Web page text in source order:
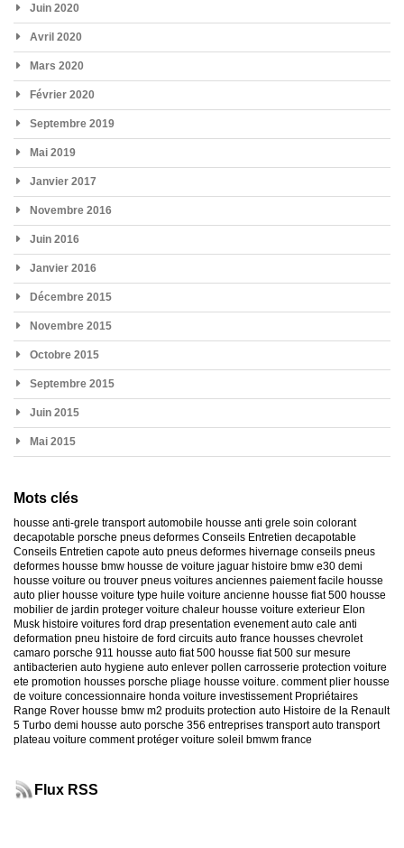
Juin 2020
Avril 2020
Mars 2020
Février 2020
Septembre 2019
Mai 2019
Janvier 2017
Novembre 2016
Juin 2016
Janvier 2016
Décembre 2015
Novembre 2015
Octobre 2015
Septembre 2015
Juin 2015
Mai 2015
Mots clés
housse anti-grele transport automobile housse anti grele soin colorant
decapotable porsche pneus deformes Conseils Entretien decapotable
Conseils Entretien capote auto pneus deformes hivernage conseils pneus
deformes housse bmw housse de voiture jaguar histoire bmw e30 demi
housse voiture ou trouver pneus voitures anciennes paiement facile housse
auto plier housse voiture type huile voiture ancienne housse fiat 500 housse
mobilier de jardin proteger voiture chaleur housse voiture exterieur Elon
Musk histoire voitures ford drap presentation evenement auto cale anti
deformation pneu histoire de ford circuits auto france housses chevrolet
camaro porsche 911 housse auto fiat 500 housse fiat 500 sur mesure
antibacterien auto hygiene auto enlever pollen carrosserie protection voiture
ete promotion housses porsche pliage housse voiture. comment plier housse
de voiture concessionnaire honda voiture investissement Propriétaires
Range Rover housse bmw m2 produits protection auto Histoire de la Renault
5 Turbo demi housse auto porsche 356 entreprises transport auto transport
plateau voiture comment protéger voiture soleil bmwm france
Flux RSS